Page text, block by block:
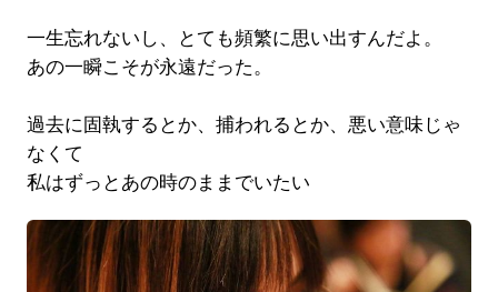
一生忘れないし、とても頻繁に思い出すんだよ。
あの一瞬こそが永遠だった。
過去に固執するとか、捕われるとか、悪い意味じゃ
なくて
私はずっとあの時のままでいたい